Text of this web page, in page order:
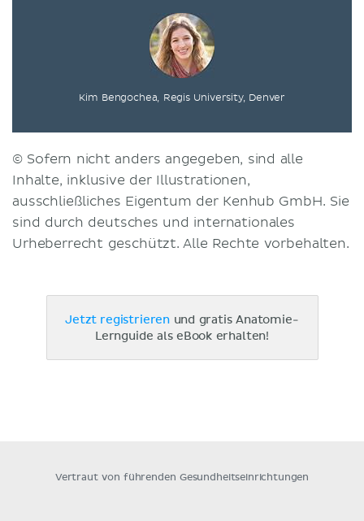
Kim Bengochea, Regis University, Denver
© Sofern nicht anders angegeben, sind alle
Inhalte, inklusive der Illustrationen,
ausschließliches Eigentum der Kenhub GmbH. Sie
sind durch deutsches und internationales
Urheberrecht geschützt. Alle Rechte vorbehalten.
Jetzt registrieren und gratis Anatomie-
Lernguide als eBook erhalten!
Vertraut von führenden Gesundheitseinrichtungen